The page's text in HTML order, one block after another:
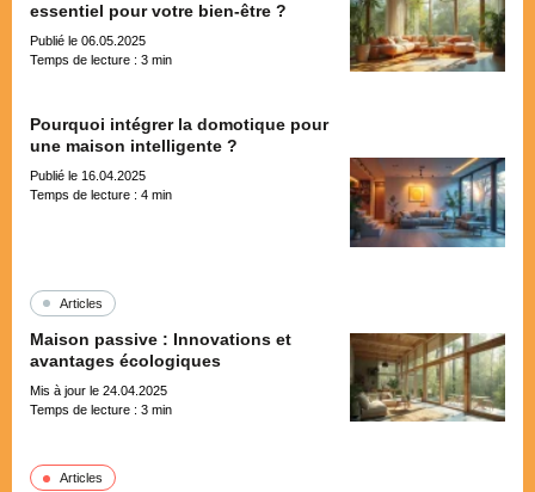
essentiel pour votre bien-être ?
Publié le 06.05.2025
Temps de lecture : 3 min
Pourquoi intégrer la domotique pour
une maison intelligente ?
Publié le 16.04.2025
Temps de lecture : 4 min
Articles
Maison passive : Innovations et
avantages écologiques
Mis à jour le 24.04.2025
Temps de lecture : 3 min
Articles